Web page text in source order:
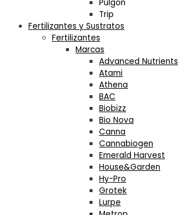
Pulgon
Trip
Fertilizantes y Sustratos
Fertilizantes
Marcas
Advanced Nutrients
Atami
Athena
BAC
Biobizz
Bio Nova
Canna
Cannabiogen
Emerald Harvest
House&Garden
Hy-Pro
Grotek
Lurpe